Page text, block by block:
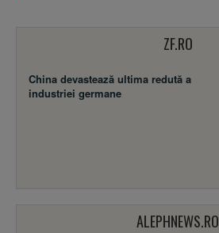
ZF.RO
China devastează ultima redută a
industriei germane
ALEPHNEWS.RO